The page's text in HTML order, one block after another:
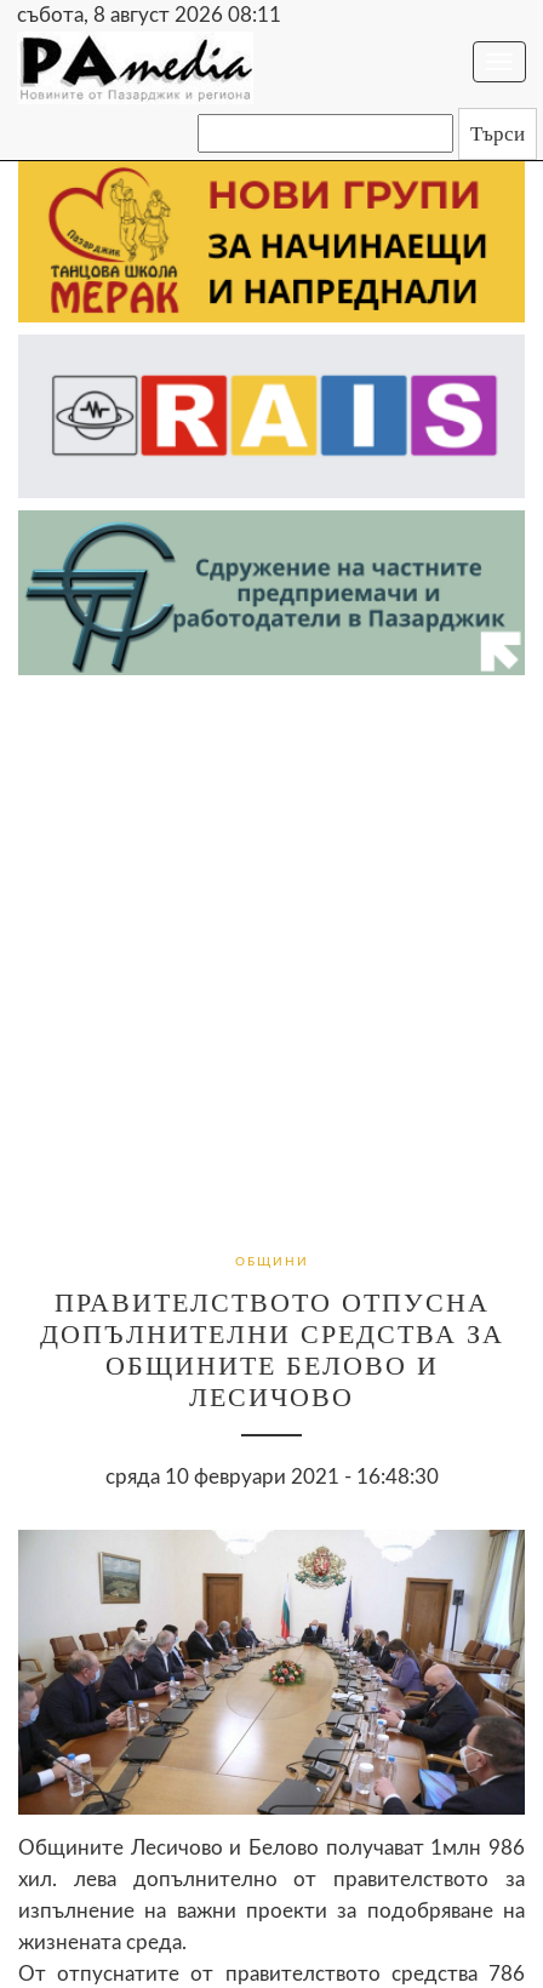
събота, 8 август 2026 08:11
ОБЩИНИ
ПРАВИТЕЛСТВОТО ОТПУСНА
ДОПЪЛНИТЕЛНИ СРЕДСТВА ЗА
ОБЩИНИТЕ БЕЛОВО И
ЛЕСИЧОВО
сряда 10 февруари 2021 - 16:48:30
Общините Лесичово и Белово получават 1млн 986
хил. лева допълнително от правителството за
изпълнение на важни проекти за подобряване на
жизнената среда.
От отпуснатите от правителството средства 786